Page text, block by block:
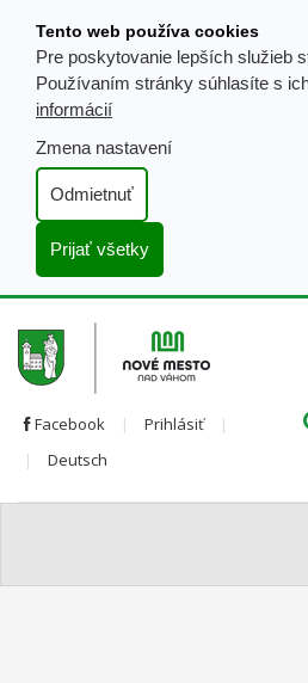
obsahu
Tento web používa cookies
Pre poskytovanie lepších služieb
Používaním stránky súhlasíte s
informácií
Zmena nastavení
Odmietnuť
Prijať všetky
Facebook Prihlásiť
Deutsch